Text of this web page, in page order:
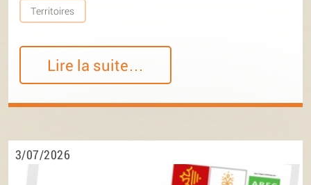
Territoires
Lire la suite…
3/07/2026